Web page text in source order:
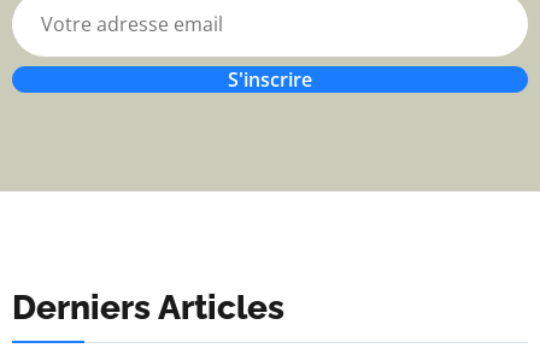
S'inscrire
Derniers Articles